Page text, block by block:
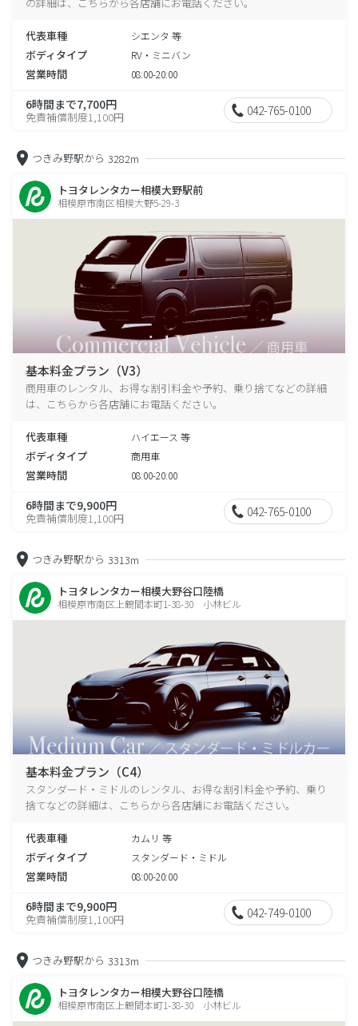
代表車種 シエンタ 等
ボディタイプ RV・ミニバン
営業時間 08:00-20:00
6時間まで7,700円
免責補償制度1,100円 042-765-0100
つきみ野駅から 3282m
トヨタレンタカー相模大野駅前
相模原市南区相模大野5-29-3
基本料金プラン（V3）
商用車のレンタル、お得な割引料金や予約、乗り捨てなどの詳細
は、こちらから各店舗にお電話ください。
代表車種 ハイエース 等
ボディタイプ 商用車
営業時間 08:00-20:00
6時間まで9,900円
免責補償制度1,100円 042-765-0100
つきみ野駅から 3313m
トヨタレンタカー相模大野谷口陸橋
相模原市南区上鶴間本町1-38-30 小林ビル
基本料金プラン（C4）
スタンダード・ミドルのレンタル、お得な割引料金や予約、乗り
捨てなどの詳細は、こちらから各店舗にお電話ください。
代表車種 カムリ 等
ボディタイプ スタンダード・ミドル
営業時間 08:00-20:00
6時間まで9,900円
免責補償制度1,100円 042-749-0100
つきみ野駅から 3313m
トヨタレンタカー相模大野谷口陸橋
相模原市南区上鶴間本町1-38-30 小林ビル